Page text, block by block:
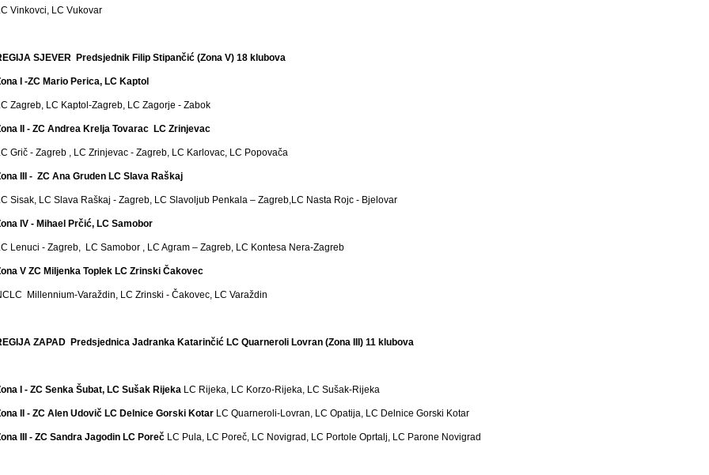
Vinkovci, LC Vukovar
SJEVER Predsjednik Filip Stipančić (Zona V) 18 klubova
I -ZC Mario Perica, LC Kaptol
Zagreb, LC Kaptol-Zagreb, LC Zagorje - Zabok
II - ZC Andrea Krelja Tovarac LC Zrinjevac
Grič - Zagreb , LC Zrinjevac - Zagreb, LC Karlovac, LC Popovača
III - ZC Ana Gruden LC Slava Raškaj
Sisak, LC Slava Raškaj - Zagreb, LC Slavoljub Penkala – Zagreb,LC Nasta Rojc - Bjelovar
IV - Mihael Prčić, LC Samobor
Lenuci - Zagreb, LC Samobor , LC Agram – Zagreb, LC Kontesa Nera-Zagreb
V ZC Miljenka Toplek LC Zrinski Čakovec
Millennium-Varaždin, LC Zrinski - Čakovec, LC Varaždin
ZAPAD Predsjednica Jadranka Katarinčić LC Quarneroli Lovran (Zona III) 11 klubova
I - ZC Senka Šubat, LC Sušak Rijeka LC Rijeka, LC Korzo-Rijeka, LC Sušak-Rijeka
II - ZC Alen Udovič LC Delnice Gorski Kotar LC Quarneroli-Lovran, LC Opatija, LC Delnice Gorski Kotar
III - ZC Sandra Jagodin LC Poreč LC Pula, LC Poreč, LC Novigrad, LC Portole Oprtalj, LC Parone Novigrad